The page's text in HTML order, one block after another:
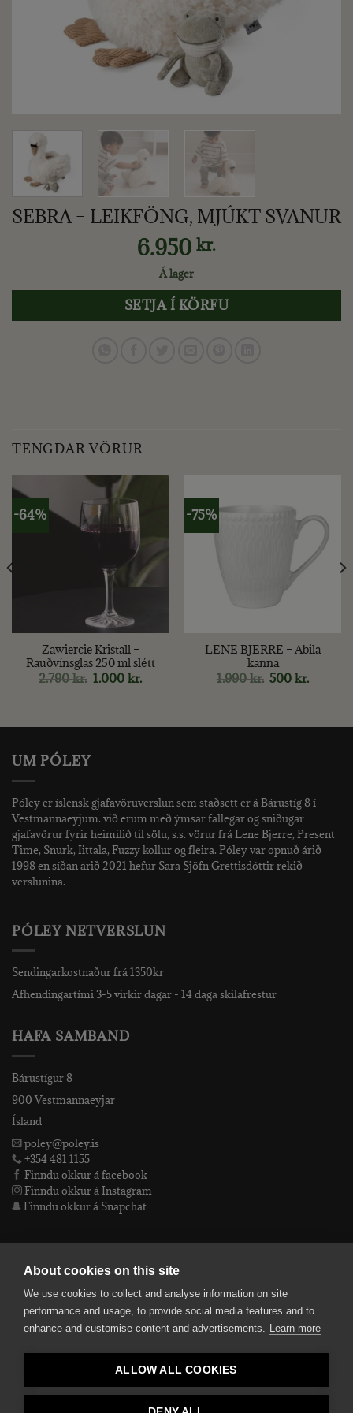
SEBRA – LEIKFÖNG, MJÚKT SVANUR
6.950 kr.
Á lager
SETJA Í KÖRFU
TENGDAR VÖRUR
-64%
Zawiercie Kristall –
Rauðvínsglas 250 ml slétt
2.790kr. Original
price
1.000 kr.
price
-75%
LENE BJERRE – Abila
kanna
1.990kr. Original
price
500kr.
price
UM PÓLEY
Póley er íslensk gjafavöruverslun sem staðsett er á Bárustíg 8 í
Vestmannaeyjum. við erum með ýmsar fallegar og sniðugar
gjafavörur fyrir heimilið til sölu, s.s. vörur frá Lene Bjerre, Present
Time, Snurk, Iittala, Fuzzy kollur og fleira. Póley var opnuð árið
1998 en síðan árið 2021 hefur Sara Sjöfn Grettisdóttir rekið
verslunina.
PÓLEY NETVERSLUN
Sendingarkostnaður frá 1350kr
Afhendingartími 3-5 virkir dagar - 14 daga skilafrestur
HAFA SAMBAND
Bárustígur 8
900 Vestmannaeyjar
Ísland
poley@poley.is
+354 481 1155
Finndu okkur á facebook
Finndu okkur á Instagram
Finndu okkur á Snapchat
Póley ehf
kt: 4905072480
smelltu hér fyrir Lógóið okkar í fullri upplausn
Bankaupplýsingar
reikningsnúmer: 582-26-5848
About cookies on this site
We use cookies to collect and analyse information on site
performance and usage, to provide social media features and to
enhance and customise content and advertisements. Learn more
ALLOW ALL COOKIES